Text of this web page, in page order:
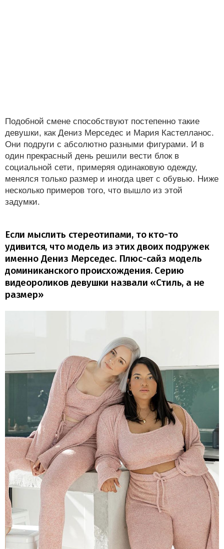
Подобной смене способствуют постепенно такие
девушки, как Дениз Мерседес и Мария Кастелланос.
Они подруги с абсолютно разными фигурами. И в
один прекрасный день решили вести блок в
социальной сети, примеряя одинаковую одежду,
менялся только размер и иногда цвет с обувью. Ниже
несколько примеров того, что вышло из этой
задумки.
Если мыслить стереотипами, то кто-то
удивится, что модель из этих двоих подружек
именно Дениз Мерседес. Плюс-сайз модель
доминиканского происхождения. Серию
видеороликов девушки назвали «Стиль, а не
размер»